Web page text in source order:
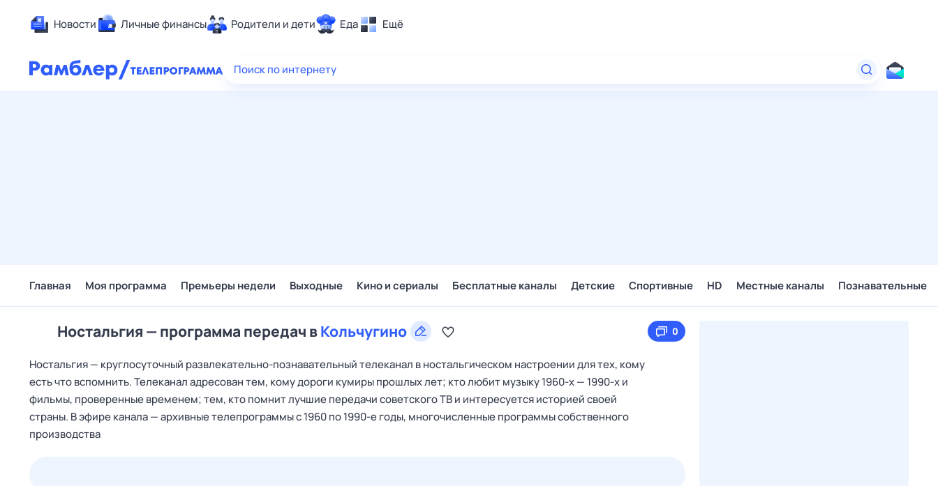
Новости Личные финансы Родители и дети Еда Ещё
Здоровье
Поиск по интернету
Главная Моя программа Премьеры недели Выходные Кино и сериалы Бесплатные каналы Детские Спортивные HD Местные каналы Познавательные
Ностальгия — программа передач вКольчугино 0
Ностальгия — круглосуточный развлекательно-познавательный телеканал в ностальгическом настроении для тех, кому
есть что вспомнить. Телеканал адресован тем, кому дороги кумиры прошлых лет; кто любит музыку 1960-х — 1990-х и
фильмы, проверенные временем; тем, кто помнит лучшие передачи советского ТВ и интересуется историей своей
страны. В эфире канала — архивные телепрограммы с 1960 по 1990-е годы, многочисленные программы собственного
производства